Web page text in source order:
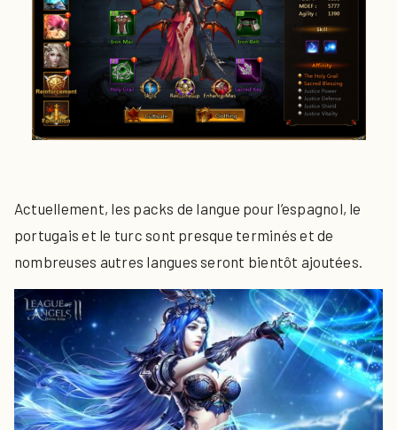
Actuellement, les packs de langue pour l’espagnol, le
portugais et le turc sont presque terminés et de
nombreuses autres langues seront bientôt ajoutées.